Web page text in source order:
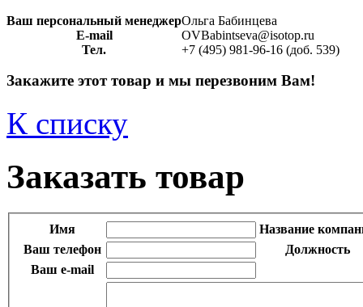
Ваш персональный менеджерОльга Бабинцева
E-mail
OVBabintseva@isotop.ru
Тел.
+7 (495) 981-96-16 (доб. 539)
Закажите этот товар и мы перезвоним Вам!
К списку
Заказать товар
Имя
Название
Ваш телефон
Должность
Ваш e-mail